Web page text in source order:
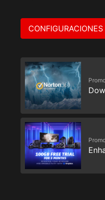
CONFIGURACIONES